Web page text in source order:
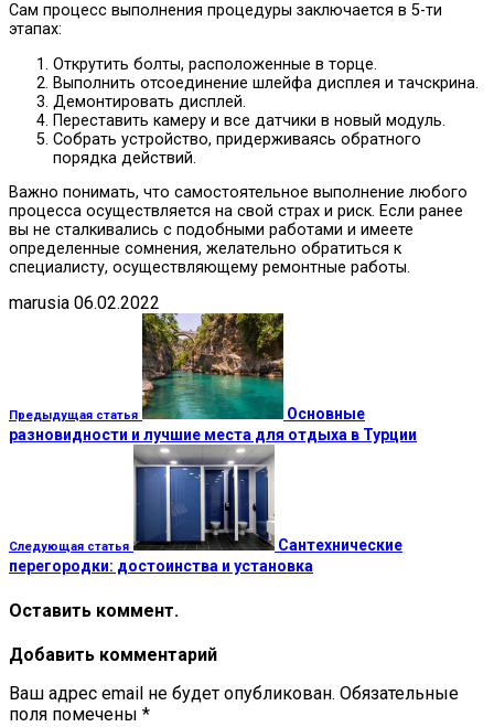
Сам процесс выполнения процедуры заключается в 5-ти
этапах:
Открутить болты, расположенные в торце.
Выполнить отсоединение шлейфа дисплея и тачскрина.
Демонтировать дисплей.
Переставить камеру и все датчики в новый модуль.
Собрать устройство, придерживаясь обратного
порядка действий.
Важно понимать, что самостоятельное выполнение любого
процесса осуществляется на свой страх и риск. Если ранее
вы не сталкивались с подобными работами и имеете
определенные сомнения, желательно обратиться к
специалисту, осуществляющему ремонтные работы.
marusia 06.02.2022
Предыдущая статья
Основные
разновидности и лучшие места для отдыха в Турции
Следующая статья
Сантехнические
перегородки: достоинства и установка
Оставить коммент.
Добавить комментарий
Ваш адрес email не будет опубликован. Обязательные
поля помечены *